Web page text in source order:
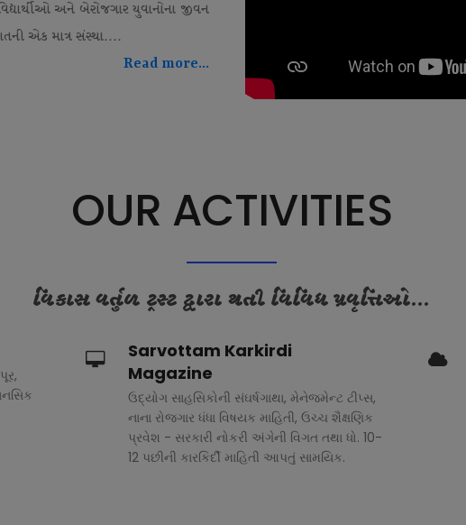
અને બેરોજગાર યુવાનોના જીવન
એક માત્ર સંસ્થા....
Read more...
OUR ACTIVITIES
વિકાસ વર્તુળ ટ્રસ્ટ દ્વારા થતી વિવિધ પ્રવૃત્તિઓ...
Sarvottam Karkirdi
Magazine
ઉદ્યોગ સાહસિકોની સંઘર્ષગાથા, મેનેજમેન્ટ ટીપ્સ,
નાના રોજગાર ધંધા વિષયક માહિતી, ઉચ્ચ શૈક્ષણિક
પ્રવેશ - સરકારી નોકરી અંગેની વિગત તથા ધો. 10-
12 પછીની કારકિર્દી માહિતી આપતું સામયિક.